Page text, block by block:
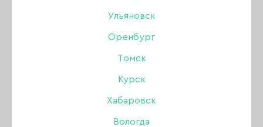
Ульяновск
Оренбург
Томск
Курск
Хабаровск
Вологда
Коллекция гель-лаков ROSY MODE включает